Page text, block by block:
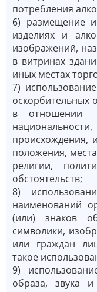
потребления
6) размещение
изделиях и
изображений,
в витринах
иных местах
7)
оскорбительных
в отношении
происхождения,
положения,
религии,
обстоятельств;
8)
наименований
(или) знаков
символики,
или граждан
такое
9)
образа, звука